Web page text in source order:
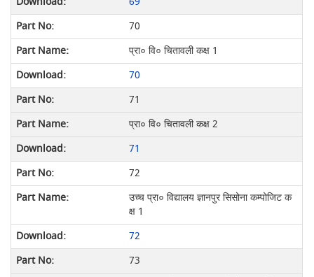
70
प्रा० वि० चितावली कक्ष 1
70
71
प्रा० वि० चितावली कक्ष 2
71
72
उच्च प्रा० विद्यालय ज्ञानपुर सिसोना कम्पोजिट क
क्ष 1
72
73